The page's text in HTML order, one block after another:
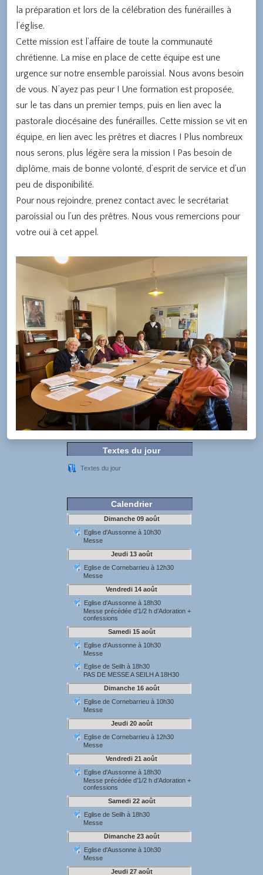
la préparation et lors de la célébration des funérailles à
l’église.
Cette mission est l’affaire de toute la communauté
chrétienne. La mise en place de cette équipe est une
urgence sur notre ensemble paroissial. Nous avons besoin
de vous. N’ayez pas peur ! Une formation est proposée,
sur le tas dans un premier temps, puis en lien avec la
pastorale diocésaine des funérailles. Cette mission se vit en
équipe, en lien avec les prêtres et diacres ! Plus nombreux
nous serons, plus légère sera la mission ! Pas besoin de
diplôme, mais de bonne volonté, d’esprit de service et d’un
peu de disponibilité.
Pour nous rejoindre, prenez contact avec le secrétariat
paroissial ou l’un des prêtres. Nous vous remercions pour
votre oui à cet appel.
Textes du jour
Textes du jour